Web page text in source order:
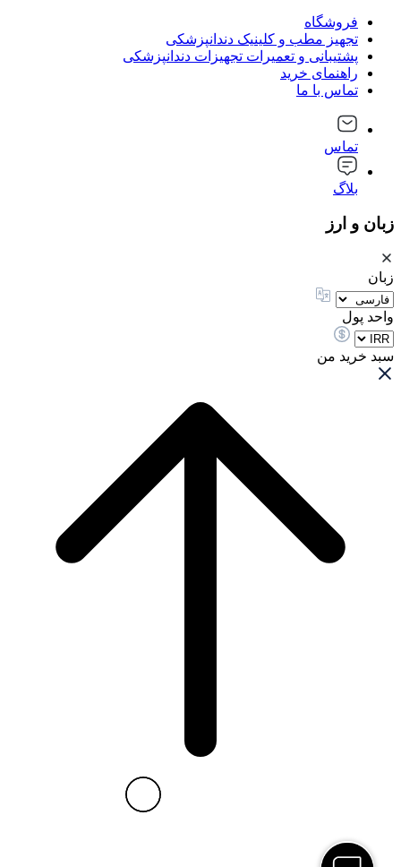
فروشگاه
تجهیز مطب و کلینیک دندانپزشکی
پشتیبانی و تعمیرات تجهیزات دندانپزشکی
راهنمای خرید
تماس با ما
تماس
بلاگ
زبان و ارز
زبان
واحد پول
سبد خرید من